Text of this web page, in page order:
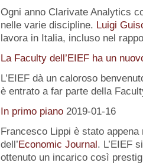
Ogni anno Clarivate Analytics
nelle varie discipline. Luigi
lavora in Italia, incluso nel
La Faculty dell’EIEF ha un
L’EIEF dà un caloroso
è entrato a far parte della
In primo piano 2019-01-16
Francesco Lippi è stato
dell’Economic Journal. L’EIEF
ottenuto un incarico così